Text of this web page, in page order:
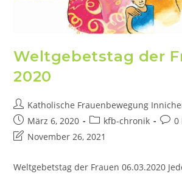
Weltgebetstag der
2020
Katholische Frauenbewegung
März 6, 2020
kfb-chronik
0
November 26, 2021
Weltgebetstag der Frauen 06.03.2020